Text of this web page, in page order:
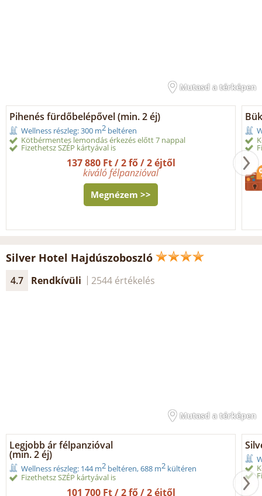
Mutasd a térképen
Pihenés fürdőbelépővel (min. 2 éj)
Wellness részleg: 300 m2 beltéren
Kötbérmentes lemondás érkezés előtt 7 nappal
Fizethetsz SZÉP kártyával is
137 880 Ft / 2 fő / 2 éjtől
kiváló félpanzióval
Megnézem >>
Silver Hotel Hajdúszoboszló
4.7 Rendkívüli 2544 értékelés
Mutasd a térképen
Legjobb ár félpanzióval
(min. 2 éj)
Wellness részleg: 144 m2 beltéren, 688 m2 kültéren
Fizethetsz SZÉP kártyával is
101 700 Ft / 2 fő / 2 éjtől